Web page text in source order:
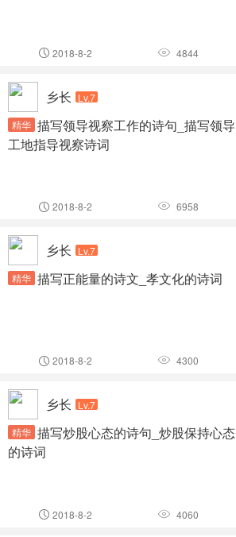
 2018-8-2  4844
乡长 Lv.7
精华 描写领导视察工作的诗句_描写领导
工地指导视察诗词
 2018-8-2  6958
乡长 Lv.7
精华 描写正能量的诗文_孝文化的诗词
 2018-8-2  4300
乡长 Lv.7
精华 描写炒股心态的诗句_炒股保持心态
的诗词
 2018-8-2  4060